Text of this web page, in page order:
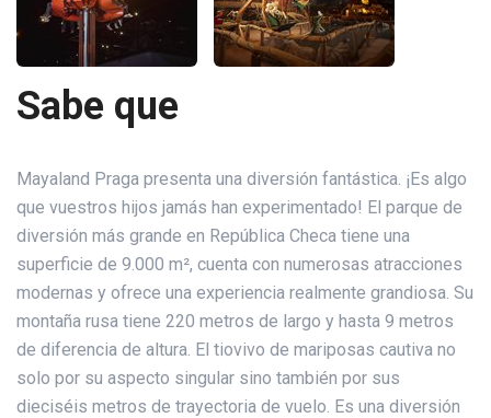
Sabe que
Mayaland Praga presenta una diversión fantástica. ¡Es algo
que vuestros hijos jamás han experimentado! El parque de
diversión más grande en República Checa tiene una
superficie de 9.000 m², cuenta con numerosas atracciones
modernas y ofrece una experiencia realmente grandiosa. Su
montaña rusa tiene 220 metros de largo y hasta 9 metros
de diferencia de altura. El tiovivo de mariposas cautiva no
solo por su aspecto singular sino también por sus
dieciséis metros de trayectoria de vuelo. Es una diversión